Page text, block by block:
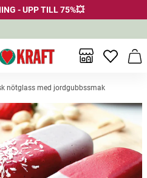
- UPP TILL 75%💥
Inga
nötglass med jordgubbssmak